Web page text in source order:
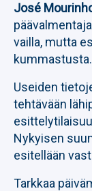
José
vailla, mutta
kummastusta.
Useiden
tehtävään
Nykyisen
esitellään
Tarkkaa